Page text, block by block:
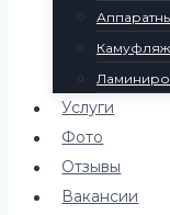
Услуги
Фото
Отзывы
Вакансии